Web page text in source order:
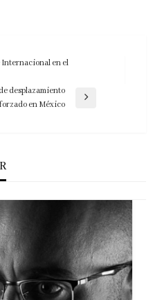
Internacional en el
desplazamiento
forzado en México